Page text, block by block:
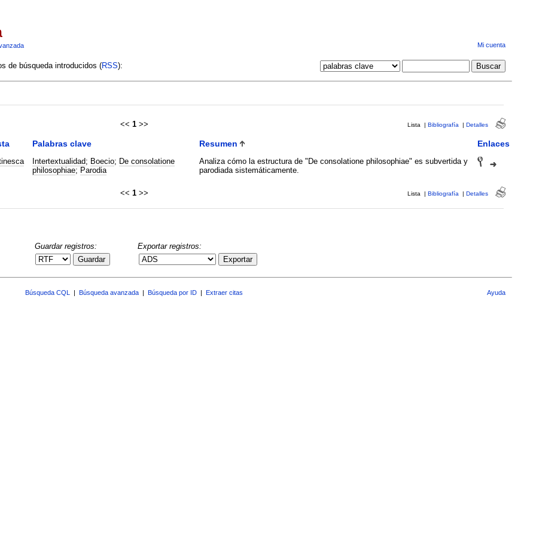
Mi cuenta
de búsqueda introducidos (RSS):
<< 1 >> Lista | Bibliografía | Detalles
Palabras clave Resumen Enlaces
Intertextualidad; Boecio; De consolatione
philosophiae; Parodia
Analiza cómo la estructura de "De consolatione philosophiae" es subvertida y
parodiada sistemáticamente.
<< 1 >> Lista | Bibliografía | Detalles
Guardar registros:
Guardar
Exportar registros:
Exportar
Búsqueda CQL Búsqueda avanzada Búsqueda por ID Extraer citas Ayuda